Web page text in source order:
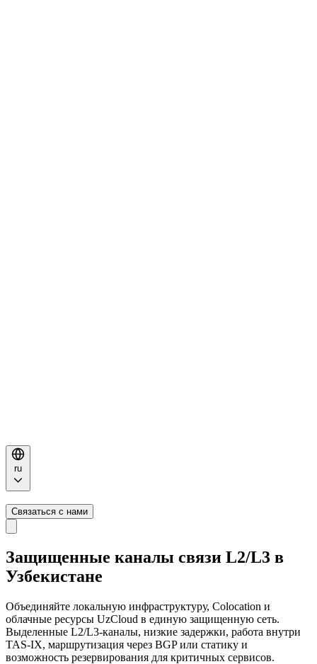
ru
Связаться с нами
Защищенные каналы связи L2/L3 в
Узбекистане
Объединяйте локальную инфраструктуру, Colocation и
облачные ресурсы UzCloud в единую защищенную сеть.
Выделенные L2/L3-каналы, низкие задержки, работа внутри
TAS-IX, маршрутизация через BGP или статику и
возможность резервирования для критичных сервисов.